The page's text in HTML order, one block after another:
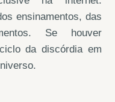
ensinamentos, das
Se houver
da discórdia em